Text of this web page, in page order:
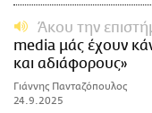
Άκου την
media μάς έχουν
και αδιάφορους»
Γιάννης Πανταζόπουλος
24.9.2025